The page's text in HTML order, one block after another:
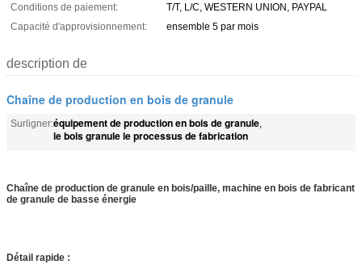
Conditions de paiement:
T/T, L/C, WESTERN UNION, PAYPAL
Capacité d'approvisionnement:
ensemble 5 par mois
description de
Chaîne de production en bois de granule
Surligner:équipement de production en bois de granule,
le bois granule le processus de fabrication
Chaîne de production de granule en bois/paille, machine en bois de fabricant
de granule de basse énergie
Détail rapide :